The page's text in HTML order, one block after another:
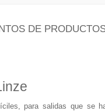
DE
para salidas que se